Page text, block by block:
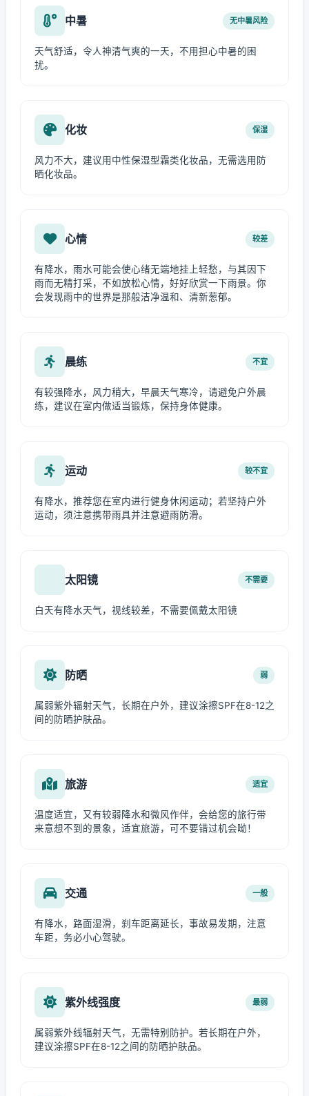
中暑 无中暑风险
天气舒适，令人神清气爽的一天，不用担心中暑的困
扰。
化妆 保湿
风力不大，建议用中性保湿型霜类化妆品，无需选用防
晒化妆品。
心情 较差
有降水，雨水可能会使心绪无端地挂上轻愁，与其因下
雨而无精打采，不如放松心情，好好欣赏一下雨景。你
会发现雨中的世界是那般洁净温和、清新葱郁。
晨练 不宜
有较强降水，风力稍大，早晨天气寒冷，请避免户外晨
练，建议在室内做适当锻炼，保持身体健康。
运动 较不宜
有降水，推荐您在室内进行健身休闲运动；若坚持户外
运动，须注意携带雨具并注意避雨防滑。
太阳镜 不需要
白天有降水天气，视线较差，不需要佩戴太阳镜
防晒 弱
属弱紫外辐射天气，长期在户外，建议涂擦SPF在8-12之
间的防晒护肤品。
旅游 适宜
温度适宜，又有较弱降水和微风作伴，会给您的旅行带
来意想不到的景象，适宜旅游，可不要错过机会呦！
交通 一般
有降水，路面湿滑，刹车距离延长，事故易发期，注意
车距，务必小心驾驶。
紫外线强度 最弱
属弱紫外线辐射天气，无需特别防护。若长期在户外，
建议涂擦SPF在8-12之间的防晒护肤品。